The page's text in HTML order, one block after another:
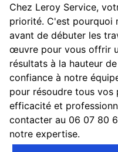
Chez Leroy Service,
priorité. C'est pourquoi
avant de débuter les
œuvre pour vous offrir
résultats à la hauteur
confiance à notre
pour résoudre tous
efficacité et
contacter au 06 07 80
notre expertise.